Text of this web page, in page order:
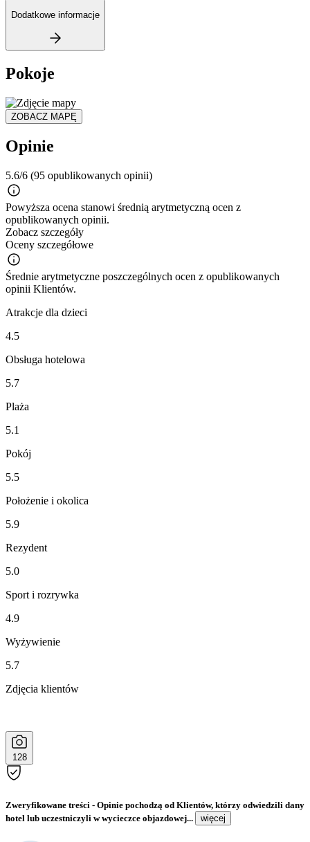
Dodatkowe informacje
Pokoje
ZOBACZ MAPĘ
Opinie
5.6/6 (95 opublikowanych opinii)
Powyższa ocena stanowi średnią arytmetyczną ocen z
opublikowanych opinii.
Zobacz szczegóły
Oceny szczegółowe
Średnie arytmetyczne poszczególnych ocen z opublikowanych
opinii Klientów.
Atrakcje dla dzieci
4.5
Obsługa hotelowa
5.7
Plaża
5.1
Pokój
5.5
Położenie i okolica
5.9
Rezydent
5.0
Sport i rozrywka
4.9
Wyżywienie
5.7
Zdjęcia klientów
128
Zweryfikowane treści - Opinie pochodzą od Klientów, którzy odwiedzili dany
hotel lub uczestniczyli w wycieczce objazdowej...
więcej